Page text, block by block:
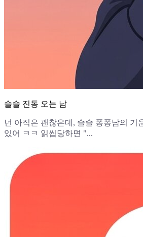
슬슬 진동 오는 남
넌 아직은 괜찮은데, 슬슬 퐁퐁남의 기
있어 ㅋㅋ 읽씹당하면 "...